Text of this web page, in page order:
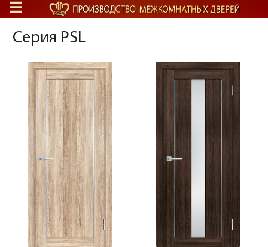
Серия PSL